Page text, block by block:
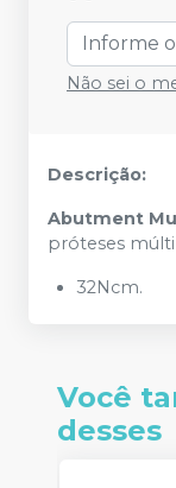
Não sei o
Descrição:
Abutment
próteses
32Ncm.
Você
desses